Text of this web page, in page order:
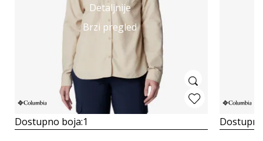
Detaljnije
Brzi pregled
Dostupno boja:1